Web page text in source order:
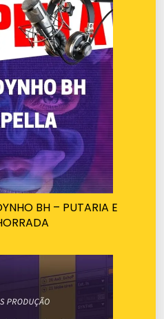
BH – PUTARIA E